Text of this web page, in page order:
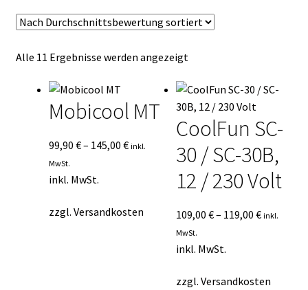
Mein Konto
Mein Konto
Vertrag widerrufen
Alle 11 Ergebnisse werden angezeigtNach
sortiert
Mobicool MT
99,90 €– 145,00 € inkl.
MwSt.
inkl. MwSt.
zzgl. Versandkosten
CoolFun SC-
30 / SC-30B,
12 / 230 Volt
109,00€– 119,00€ inkl.
MwSt.
inkl. MwSt.
zzgl.Versandkosten